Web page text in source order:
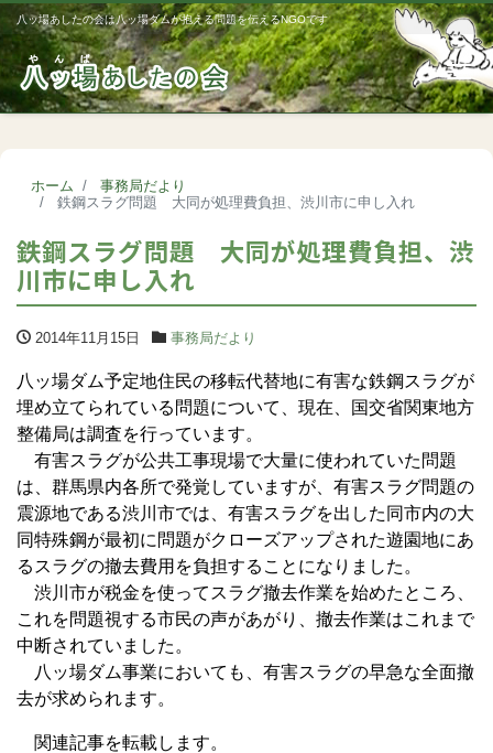
八ッ場あしたの会は八ッ場ダムが抱える問題を伝えるNGOです
ホーム
事務局だより
鉄鋼スラグ問題 大同が処理費負担、渋川市に申し入れ
鉄鋼スラグ問題 大同が処理費負担、渋
川市に申し入れ
2014年11月15日 事務局だより
八ッ場ダム予定地住民の移転代替地に有害な鉄鋼スラグが
埋め立てられている問題について、現在、国交省関東地方
整備局は調査を行っています。
有害スラグが公共工事現場で大量に使われていた問題
は、群馬県内各所で発覚していますが、有害スラグ問題の
震源地である渋川市では、有害スラグを出した同市内の大
同特殊鋼が最初に問題がクローズアップされた遊園地にあ
るスラグの撤去費用を負担することになりました。
渋川市が税金を使ってスラグ撤去作業を始めたところ、
これを問題視する市民の声があがり、撤去作業はこれまで
中断されていました。
八ッ場ダム事業においても、有害スラグの早急な全面撤
去が求められます。
関連記事を転載します。